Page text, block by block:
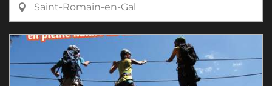
Saint-Romain-en-Gal